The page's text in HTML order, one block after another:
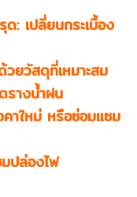
: เปลี่ยนกระเบื้อง
ยวัสดุที่เหมาะสม
รางน้ำฝน
ใหม่ หรือซ่อมแซม
ปล่องไฟ